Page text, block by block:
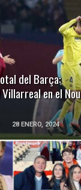
del Barça:
en el Nou
28 ENERO, 2024
MÁS